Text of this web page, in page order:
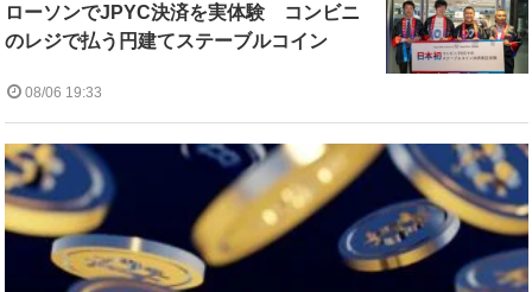
ローソンでJPYC決済を実体験 コンビニ
のレジで払う円建てステーブルコイン
08/06 19:33